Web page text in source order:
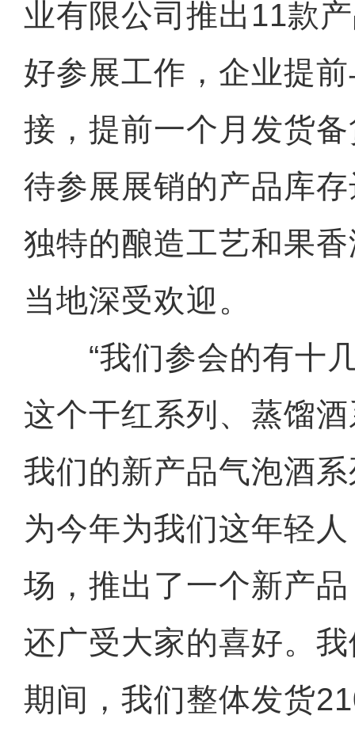
业有限公司推出11款
好参展工作，企业提
接，提前一个月发货
待参展展销的产品库
独特的酿造工艺和果
当地深受欢迎。
“我们参会的有十几
这个干红系列、蒸馏
我们的新产品气泡酒
为今年为我们这年轻
场，推出了一个新产
还广受大家的喜好。
期间，我们整体发货